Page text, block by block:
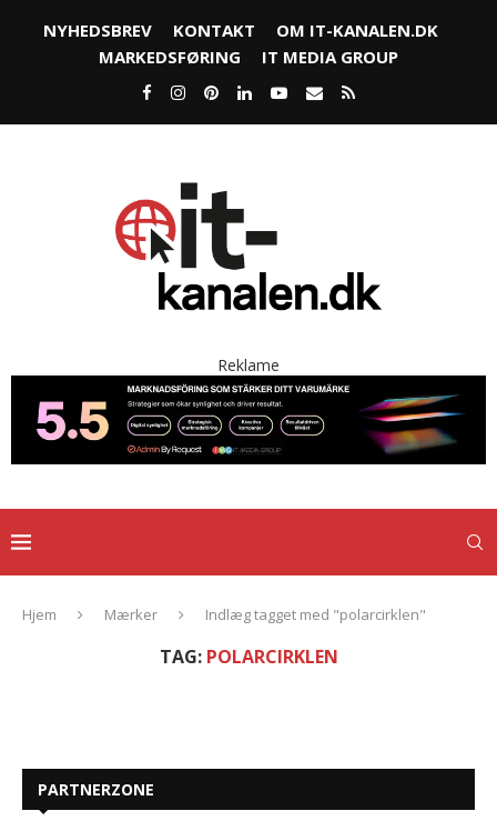
NYHEDSBREV KONTAKT
OM IT-KANALEN.DK
MARKEDSFØRING
IT MEDIA GROUP
Reklame
Hjem Mærker Indlæg tagget med "polarcirklen"
TAG: POLARCIRKLEN
PARTNERZONE